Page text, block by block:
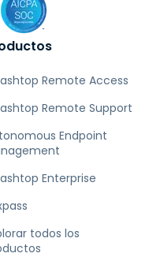
Remote Access
Remote Support
Endpoint
Enterprise
todos los